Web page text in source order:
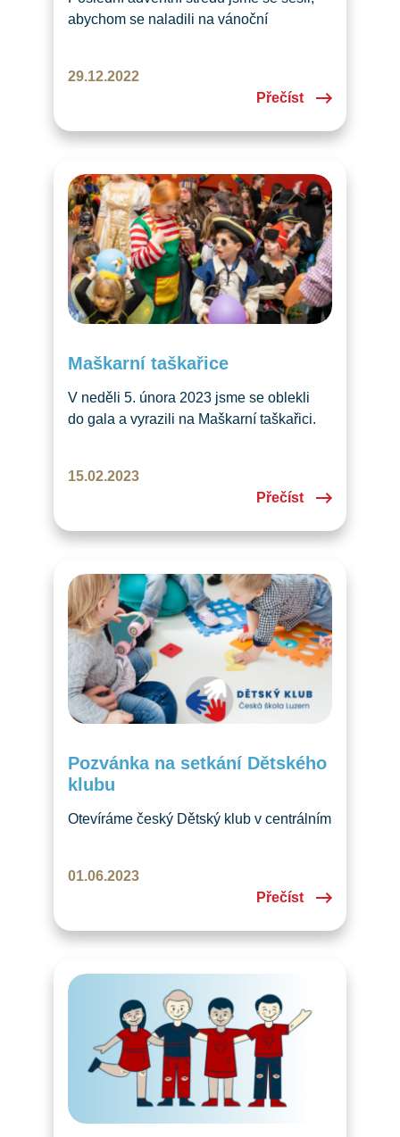
abychom se naladili na vánoční
29.12.2022
Přečíst
Maškarní taškařice
V neděli 5. února 2023 jsme se oblekli
do gala a vyrazili na Maškarní taškařici.
15.02.2023
Přečíst
Pozvánka na setkání Dětského
klubu
Otevíráme český Dětský klub v centrálním
let v Chinderkafi v Luzernu.
01.06.2023
Přečíst